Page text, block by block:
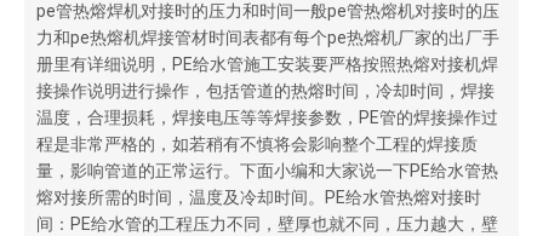
pe管热熔焊机对接时的压力和时间一般pe管热熔机对接时的压
力和pe热熔机焊接管材时间表都有每个pe热熔机厂家的出厂手
册里有详细说明，PE给水管施工安装要严格按照热熔对接机焊
接操作说明进行操作，包括管道的热熔时间，冷却时间，焊接
温度，合理损耗，焊接电压等等焊接参数，PE管的焊接操作过
程是非常严格的，如若稍有不慎将会影响整个工程的焊接质
量，影响管道的正常运行。下面小编和大家说一下PE给水管热
熔对接所需的时间，温度及冷却时间。PE给水管热熔对接时
间：PE给水管的工程压力不同，壁厚也就不同，压力越大，壁